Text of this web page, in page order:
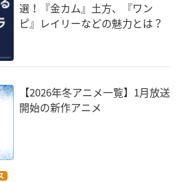
選！『金カム』土方、『ワン
ピ』レイリーなどの魅力とは？
【2026年冬アニメ一覧】1月放送
開始の新作アニメ